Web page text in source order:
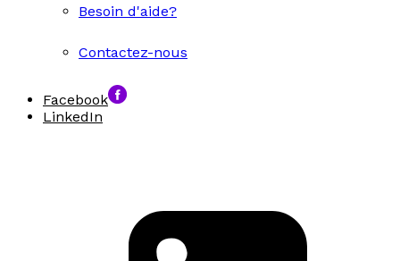
Besoin d'aide?
Contactez-nous
Facebook
LinkedIn